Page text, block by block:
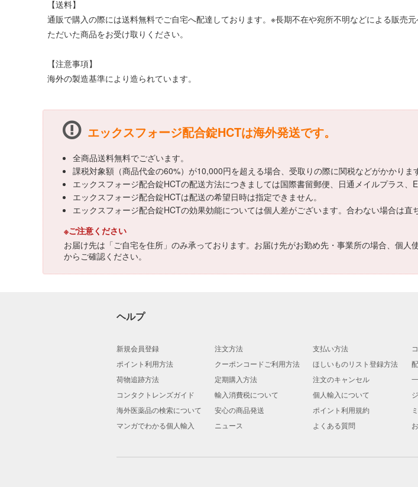
【送料】
通販で購入の際には送料無料でご自宅へ配達しております。※長期不在や宛所不明などによる販
ただいた商品をお受け取りください。
【注意事項】
海外の製造基準により造られています。
エックスフォージ配合錠HCTは海外発送です。
全商品送料無料でございます。
課税対象額（商品代金の60%）が10,000円を超える場合、受取りの際に関税などがかかりま
エックスフォージ配合錠HCTの配送方法につきましては国際書留郵便、日通メイルプラス、
エックスフォージ配合錠HCTは配送の希望日時は指定できません。
エックスフォージ配合錠HCTの効果効能については個人差がございます。合わない場合は直
※ご注意ください
お届け先は「ご自宅を住所」のみ承っております。お届け先がお勤め先・事業所の場合、個
からご確認ください。
ヘルプ
新規会員登録 注文方法 支払い方法
ポイント利用方法
クーポンコードご利用方法 ほしいものリスト登録方法
荷物追跡方法
定期購入方法 注文のキャンセル
コンタクトレンズガイド
輸入消費税について 個人輸入について
海外医薬品の検索について
安心の商品発送 ポイント利用規約
マンガでわかる個人輸入
ニュース よくある質問